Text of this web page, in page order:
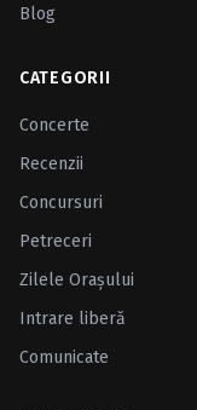
Blog
CATEGORII
Concerte
Recenzii
Concursuri
Petreceri
Zilele Oraşului
Intrare liberă
Comunicate